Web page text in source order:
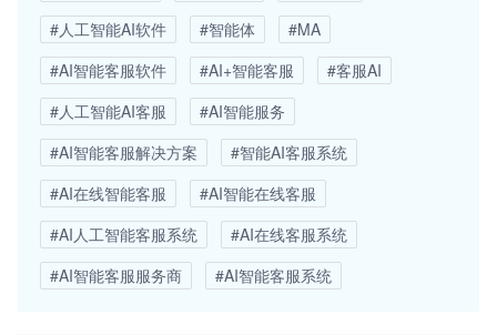
#人工智能AI软件
#智能体
#MA
#AI智能客服软件
#AI+智能客服
#客服AI
#人工智能AI客服
#AI智能服务
#AI智能客服解决方案
#智能AI客服系统
#AI在线智能客服
#AI智能在线客服
#AI人工智能客服系统
#AI在线客服系统
#AI智能客服服务商
#AI智能客服系统